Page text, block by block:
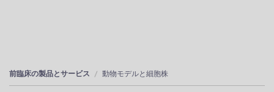
前臨床の製品とサービス 動物モデルと細胞株